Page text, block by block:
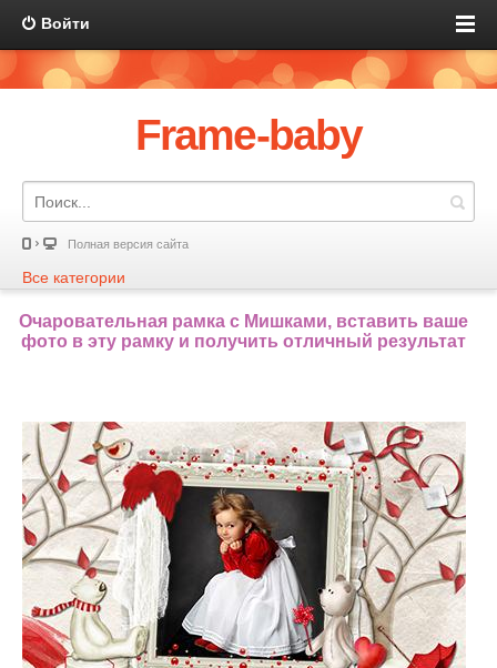
Войти
Frame-baby
Полная версия сайта
Все категории
Очаровательная рамка с Мишками, вставить ваше
фото в эту рамку и получить отличный результат